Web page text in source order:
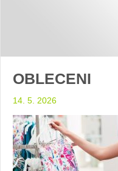
OBLECENI
14. 5. 2026